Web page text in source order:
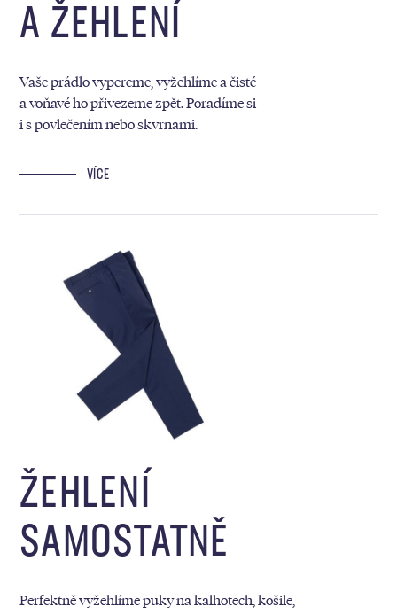
A ŽEHLENÍ
Vaše prádlo vypereme, vyžehlíme a čisté
a voňavé ho přivezeme zpět. Poradíme si
i s povlečením nebo skvrnami.
VÍCE
ŽEHLENÍ
SAMOSTATNĚ
Perfektně vyžehlíme puky na kalhotech, košile,